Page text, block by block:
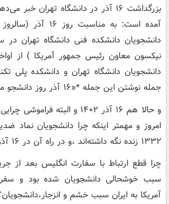
بزرگداشت ۱۶ آذر در دانشگاه تهران
آمده است: به
نیکسون معاون رئیس جمهور آمریکا ) از
دانشجویان دانشگاه تهران و دانشکده پلی
جمله نوشتن این جمله *«۱۶ آذر روز دانشجو می‌باشد*»
و حالا هم ۱۶ آذر ۱۴۰۲ و البته
۱۳۳۲ زنده نگه داشته‌اند ،و در راه آن در ۱۶ آذر همان سال شهید داده‌اند.
چرا قطع ارتباط با سفارت انگلیس بعد
سبب خوشحالی دانشجویان شده بود و
آمریکا به ایران سبب خشم و